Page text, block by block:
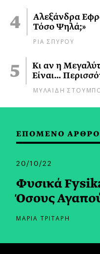
Αλεξάνδρα
Τόσο Ψηλά;»
ΡΙΑ ΣΠΥΡΟΥ
Κι αν η
Είναι…
ΜΥΛΑΙΔΗ
ΕΠΟΜΕΝΟ ΑΡΘΡΟ
20/10/22
Φυσικά
Όσους
ΜΑΡΙΑ ΤΡΙΤΑΡΗ